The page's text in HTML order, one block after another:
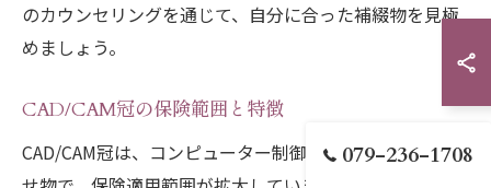
のカウンセリングを通じて、自分に合った補綴物を見極
めましょう。
CAD/CAM冠の保険範囲と特徴
CAD/CAM冠は、コンピューター制御で作製される白い被
079-236-1708